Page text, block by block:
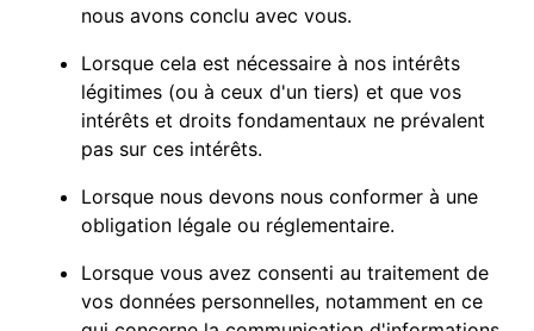
nous avons conclu avec vous.
Lorsque cela est nécessaire à nos intérêts
légitimes (ou à ceux d'un tiers) et que vos
intérêts et droits fondamentaux ne prévalent
pas sur ces intérêts.
Lorsque nous devons nous conformer à une
obligation légale ou réglementaire.
Lorsque vous avez consenti au traitement de
vos données personnelles, notamment en ce